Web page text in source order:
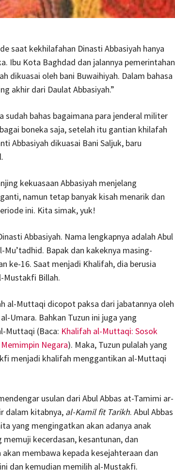
saat kekhilafahan Dinasti Abbasiyah hanya
Ibu Kota Baghdad dan jalannya pemerintahan
dikuasai oleh bani Buwaihiyah. Dalam bahasa
akhir dari Daulat Abbasiyah.”
sudah bahas bagaimana para jenderal militer
boneka saja, setelah itu gantian khilafah
Abbasiyah dikuasai Bani Saljuk, baru
kekuasaan Abbasiyah menjelang
namun tetap banyak kisah menarik dan
ini. Kita simak, yuk!
Abbasiyah. Nama lengkapnya adalah Abul
Bapak dan kakeknya masing-
ke-16. Saat menjadi Khalifah, dia berusia
Mustakfi Billah.
al-Muttaqi dicopot paksa dari jabatannya oleh
Umara. Bahkan Tuzun ini juga yang
Muttaqi (Baca: Khalifah al-Muttaqi: Sosok
Negara). Maka, Tuzun pulalah yang
menjadi khalifah menggantikan al-Muttaqi
usulan dari Abul Abbas at-Tamimi ar-
dalam kitabnya, al-Kamil fit Tarikh. Abul Abbas
yang mengingatkan akan adanya anak
kecerdasan, kesantunan, dan
membawa kepada kesejahteraan dan
dan kemudian memilih al-Mustakfi.